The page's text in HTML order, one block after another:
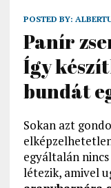
POSTED BY:
Panír
Így
bundát
Sokan azt
egyáltalán
létezik, amivel